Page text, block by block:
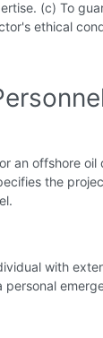
(c) To
ethical
an offshore
the
with